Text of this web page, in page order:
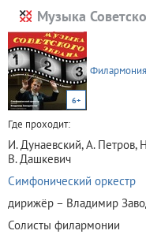
Музыка
6+
Филармония
Где проходит:
И. Дунаевский, А. Петров,
В. Дашкевич
Симфонический оркестр
дирижёр – Владимир
Солисты филармонии